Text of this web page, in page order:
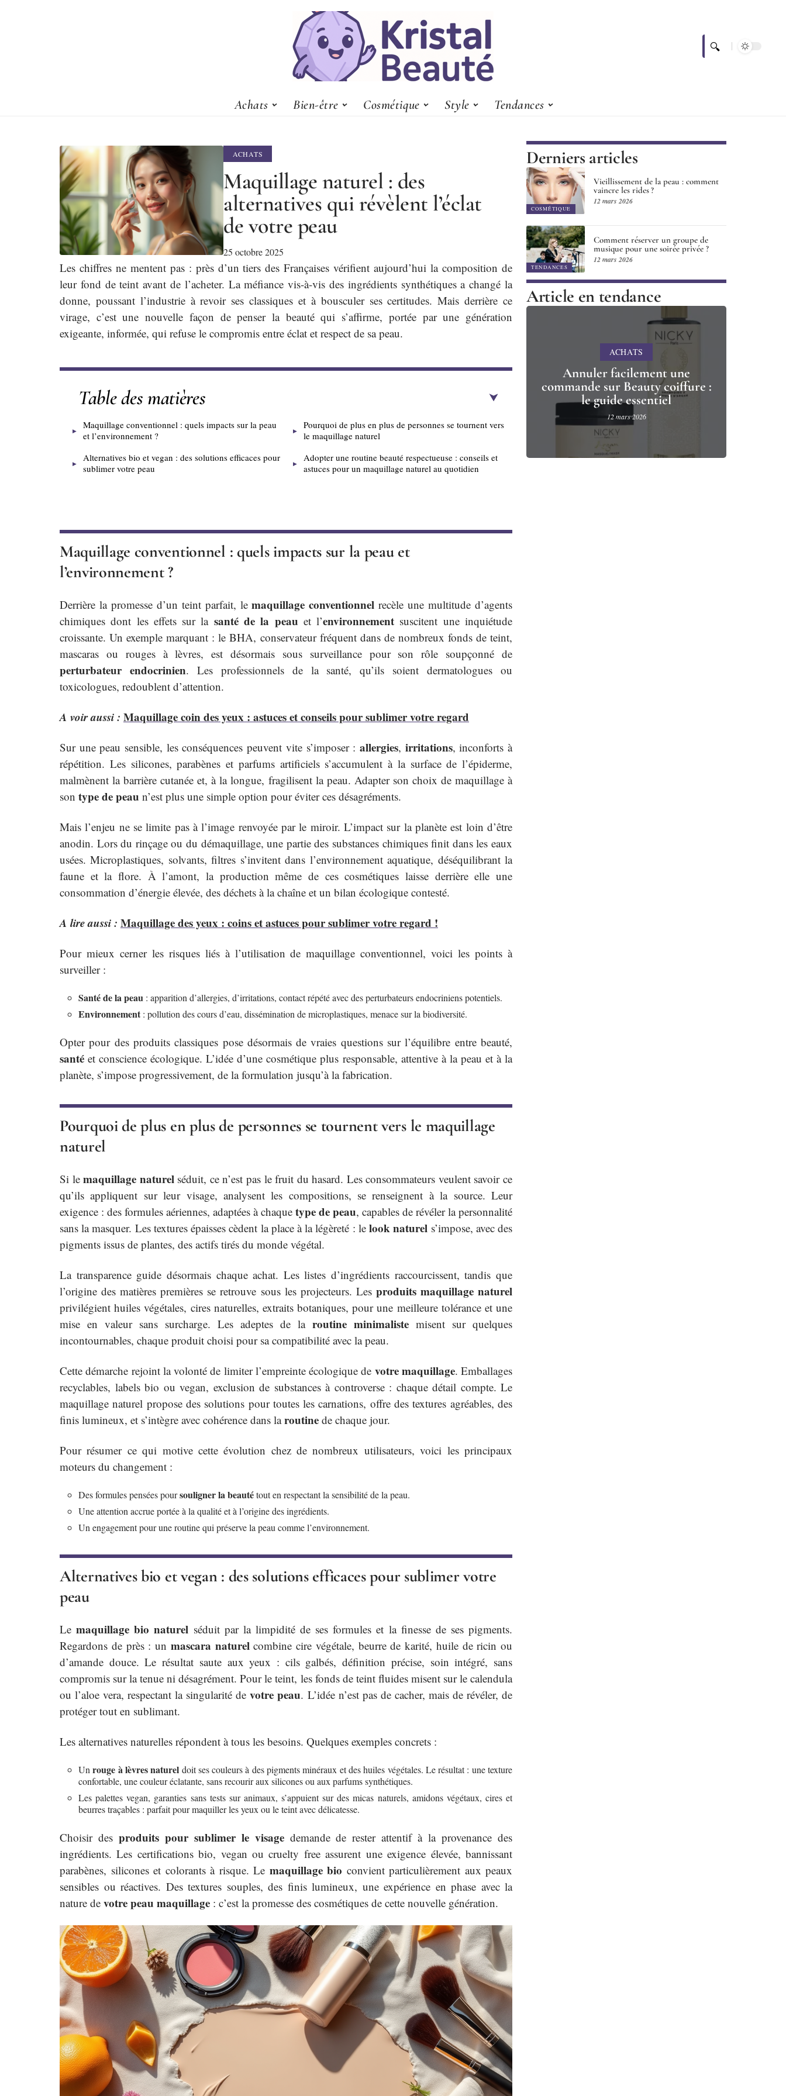
Achats Bien-être Cosmétique Style Tendances
ACHATS
Maquillage naturel : des
alternatives qui révèlent l’éclat
de votre peau
25 octobre 2025
Les chiffres ne mentent pas : près d’un tiers des Françaises vérifient aujourd’hui la composition de
leur fond de teint avant de l’acheter. La méfiance vis-à-vis des ingrédients synthétiques a changé la
donne, poussant l’industrie à revoir ses classiques et à bousculer ses certitudes. Mais derrière ce
virage, c’est une nouvelle façon de penser la beauté qui s’affirme, portée par une génération
exigeante, informée, qui refuse le compromis entre éclat et respect de sa peau.
Table des matières
Maquillage conventionnel : quels impacts sur la peau
et l’environnement ?
Pourquoi de plus en plus de personnes se tournent vers
le maquillage naturel
Alternatives bio et vegan : des solutions efficaces pour
sublimer votre peau
Adopter une routine beauté respectueuse : conseils et
astuces pour un maquillage naturel au quotidien
Maquillage conventionnel : quels impacts sur la peau et
l’environnement ?
Derrière la promesse d’un teint parfait, lemaquillage conventionnel recèle une multitude d’agents
chimiques dont les effets sur la santé de la peau et l’environnement suscitent une inquiétude
croissante. Un exemple marquant : le BHA, conservateur fréquent dans de nombreux fonds de teint,
mascaras ou rouges à lèvres, est désormais sous surveillance pour son rôle soupçonné de
perturbateur endocrinien. Les professionnels de la santé, qu’ils soient dermatologues ou
toxicologues, redoublent d’attention.
A voir aussi : Maquillage coin des yeux : astuces et conseils pour sublimer votre regard
Sur une peau sensible, les conséquences peuvent vite s’imposer : allergies, irritations, inconforts à
répétition. Les silicones, parabènes et parfums artificiels s’accumulent à la surface de l’épiderme,
malmènent la barrière cutanée et, à la longue, fragilisent la peau. Adapter son choix de maquillage à
son type de peau n’est plus une simple option pour éviter ces désagréments.
Mais l’enjeu ne se limite pas à l’image renvoyée par le miroir. L’impact sur la planète est loin d’être
anodin. Lors du rinçage ou du démaquillage, une partie des substances chimiques finit dans les eaux
usées. Microplastiques, solvants, filtres s’invitent dans l’environnement aquatique, déséquilibrant la
faune et la flore. À l’amont, la production même de ces cosmétiques laisse derrière elle une
consommation d’énergie élevée, des déchets à la chaîne et un bilan écologique contesté.
A lire aussi : Maquillage des yeux : coins et astuces pour sublimer votre regard !
Pour mieux cerner les risques liés à l’utilisation de maquillage conventionnel, voici les points à
surveiller :
Santé de la peau : apparition d’allergies, d’irritations, contact répété avec des perturbateurs endocriniens potentiels.
Environnement : pollution des cours d’eau, dissémination de microplastiques, menace sur la biodiversité.
Opter pour des produits classiques pose désormais de vraies questions sur l’équilibre entre beauté,
santé et conscience écologique. L’idée d’une cosmétique plus responsable, attentive à la peau et à la
planète, s’impose progressivement, de la formulation jusqu’à la fabrication.
Pourquoi de plus en plus de personnes se tournent vers le maquillage
naturel
Si lemaquillage naturelséduit, ce n’est pas le fruit du hasard. Les consommateurs veulent savoir ce
qu’ils appliquent sur leur visage, analysent les compositions, se renseignent à la source. Leur
exigence : des formules aériennes, adaptées à chaque type de peau, capables de révéler la personnalité
sans la masquer. Les textures épaisses cèdent la place à la légèreté : lelook naturel s’impose, avec des
pigments issus de plantes, des actifs tirés du monde végétal.
La transparence guide désormais chaque achat. Les listes d’ingrédients raccourcissent, tandis que
l’origine des matières premières se retrouve sous les projecteurs. Les produits maquillage naturel
privilégient huiles végétales, cires naturelles, extraits botaniques, pour une meilleure tolérance et une
mise en valeur sans surcharge. Les adeptes de la routine minimaliste misent sur quelques
incontournables, chaque produit choisi pour sa compatibilité avec la peau.
Cette démarche rejoint la volonté de limiter l’empreinte écologique de votre maquillage. Emballages
recyclables, labels bio ou vegan, exclusion de substances à controverse : chaque détail compte. Le
maquillage naturel propose des solutions pour toutes les carnations, offre des textures agréables, des
finis lumineux, et s’intègre avec cohérence dans laroutine de chaque jour.
Pour résumer ce qui motive cette évolution chez de nombreux utilisateurs, voici les principaux
moteurs du changement :
Des formules pensées poursouligner la beautétout en respectant la sensibilité de la peau.
Une attention accrue portée à la qualité et à l’origine des ingrédients.
Un engagement pour une routine qui préserve la peau comme l’environnement.
Alternatives bio et vegan : des solutions efficaces pour sublimer votre
peau
Lemaquillage bio naturel séduit par la limpidité de ses formules et la finesse de ses pigments.
Regardons de près : un mascara naturelcombine cire végétale, beurre de karité, huile de ricin ou
d’amande douce. Le résultat saute aux yeux : cils galbés, définition précise, soin intégré, sans
compromis sur la tenue ni désagrément. Pour le teint, les fonds de teint fluides misent sur le calendula
ou l’aloe vera, respectant la singularité devotre peau. L’idée n’est pas de cacher, mais de révéler, de
protéger tout en sublimant.
Les alternatives naturelles répondent à tous les besoins. Quelques exemples concrets :
Unrouge à lèvres naturel doit ses couleurs à des pigments minéraux et des huiles végétales. Le résultat : une texture
confortable, une couleur éclatante, sans recourir aux silicones ou aux parfums synthétiques.
Les palettes vegan, garanties sans tests sur animaux, s’appuient sur des micas naturels, amidons végétaux, cires et
beurres traçables : parfait pour maquiller les yeux ou le teint avec délicatesse.
Choisir des produits pour sublimer le visagedemande de rester attentif à la provenance des
ingrédients. Les certifications bio, vegan ou cruelty free assurent une exigence élevée, bannissant
parabènes, silicones et colorants à risque. Le maquillage bio convient particulièrement aux peaux
sensibles ou réactives. Des textures souples, des finis lumineux, une expérience en phase avec la
nature de votre peau maquillage : c’est la promesse des cosmétiques de cette nouvelle génération.
Derniers articles
COSMÉTIQUE
Vieillissement de la peau : comment
vaincre les rides ?
12 mars 2026
TENDANCES
Comment réserver un groupe de
musique pour une soirée privée ?
12 mars 2026
Article en tendance
ACHATS
Annuler facilement une
commande sur Beauty coiffure :
le guide essentiel
12 mars 2026